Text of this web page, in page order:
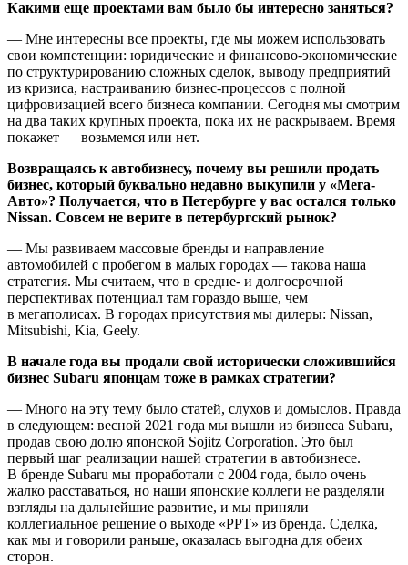
Какими еще проектами вам было бы интересно заняться?
— Мне интересны все проекты, где мы можем использовать
свои компетенции: юридические и финансово-экономические
по структурированию сложных сделок, выводу предприятий
из кризиса, настраиванию бизнес-процессов с полной
цифровизацией всего бизнеса компании. Сегодня мы смотрим
на два таких крупных проекта, пока их не раскрываем. Время
покажет — возьмемся или нет.
Возвращаясь к автобизнесу, почему вы решили продать
бизнес, который буквально недавно выкупили у «Мега-
Авто»? Получается, что в Петербурге у вас остался только
Nissan. Совсем не верите в петербургский рынок?
— Мы развиваем массовые бренды и направление
автомобилей с пробегом в малых городах — такова наша
стратегия. Мы считаем, что в средне- и долгосрочной
перспективах потенциал там гораздо выше, чем
в мегаполисах. В городах присутствия мы дилеры: Nissan,
Mitsubishi, Kia, Geely.
В начале года вы продали свой исторически сложившийся
бизнес Subaru японцам тоже в рамках стратегии?
— Много на эту тему было статей, слухов и домыслов. Правда
в следующем: весной 2021 года мы вышли из бизнеса Subaru,
продав свою долю японской Sojitz Corporation. Это был
первый шаг реализации нашей стратегии в автобизнесе.
В бренде Subaru мы проработали с 2004 года, было очень
жалко расставаться, но наши японские коллеги не разделяли
взгляды на дальнейшие развитие, и мы приняли
коллегиальное решение о выходе «РРТ» из бренда. Сделка,
как мы и говорили раньше, оказалась выгодна для обеих
сторон.